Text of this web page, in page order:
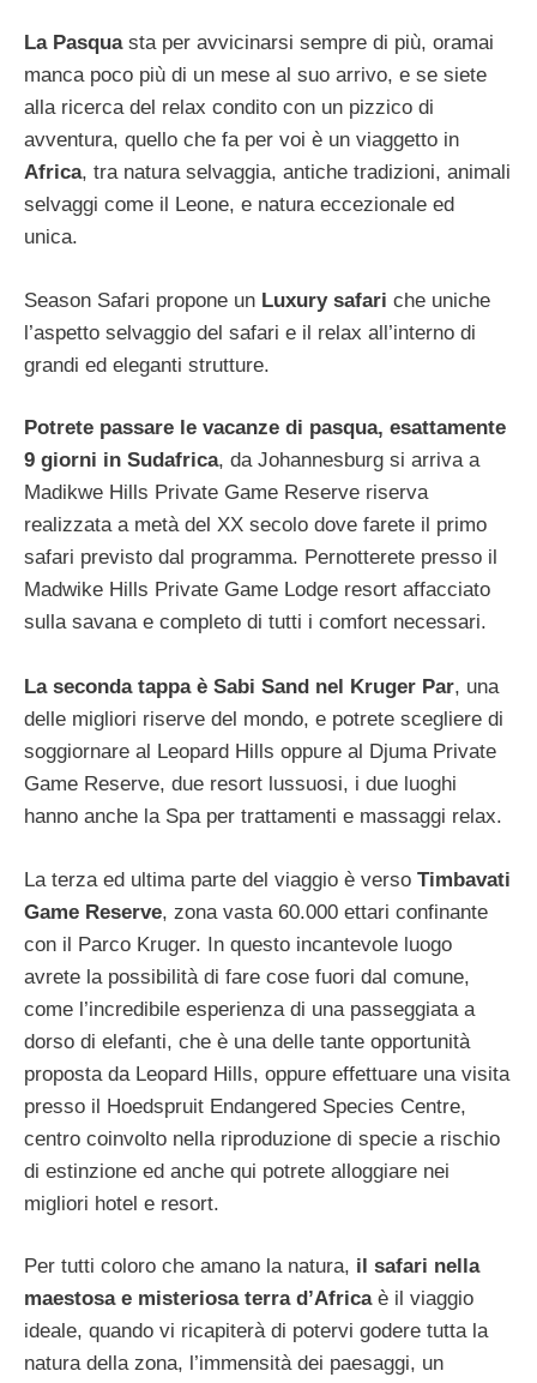
La Pasquasta per avvicinarsi sempre di più, oramai
manca poco più di un mese al suo arrivo, e se siete
alla ricerca del relax condito con un pizzico di
avventura, quello che fa per voi è un viaggetto in
Africa, tra natura selvaggia, antiche tradizioni, animali
selvaggi come il Leone, e natura eccezionale ed
unica.
Season Safari propone un Luxury safari che uniche
l’aspetto selvaggio del safari e il relax all’interno di
grandi ed eleganti strutture.
Potrete passare le vacanze di pasqua, esattamente
9 giorni in Sudafrica, da Johannesburg si arriva a
Madikwe Hills Private Game Reserve riserva
realizzata a metà del XX secolo dove farete il primo
safari previsto dal programma. Pernotterete presso il
Madwike Hills Private Game Lodge resort affacciato
sulla savana e completo di tutti i comfort necessari.
La seconda tappa è Sabi Sand nel Kruger Par, una
delle migliori riserve del mondo, e potrete scegliere di
soggiornare al Leopard Hills oppure al Djuma Private
Game Reserve, due resort lussuosi, i due luoghi
hanno anche la Spa per trattamenti e massaggi relax.
La terza ed ultima parte del viaggio è verso Timbavati
Game Reserve, zona vasta 60.000 ettari confinante
con il Parco Kruger. In questo incantevole luogo
avrete la possibilità di fare cose fuori dal comune,
come l’incredibile esperienza di una passeggiata a
dorso di elefanti, che è una delle tante opportunità
proposta da Leopard Hills, oppure effettuare una visita
presso il Hoedspruit Endangered Species Centre,
centro coinvolto nella riproduzione di specie a rischio
di estinzione ed anche qui potrete alloggiare nei
migliori hotel e resort.
Per tutti coloro che amano la natura, il safari nella
maestosa e misteriosa terra d’Africaè il viaggio
ideale, quando vi ricapiterà di potervi godere tutta la
natura della zona, l’immensità dei paesaggi, un